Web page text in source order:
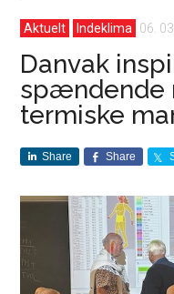
Aktuelt Indeklima 06.
Danvak
spændende
termiske
Share Share